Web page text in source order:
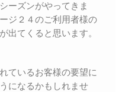
ーズンがやってきま
ジ２４のご利用者様の
出てくると思います。
ているお客様の要望に
になるかもしれませ